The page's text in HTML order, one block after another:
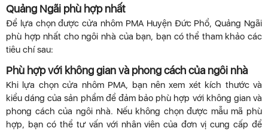
Quảng Ngãi phù hợp nhất
Để lựa chọn được cửa nhôm PMA Huyện Đức Phổ, Quảng Ngãi
phù hợp nhất cho ngôi nhà của bạn, bạn có thể tham khảo các
tiêu chí sau:
Phù hợp với không gian và phong cách của ngôi nhà
Khi lựa chọn cửa nhôm PMA, bạn nên xem xét kích thước và
kiểu dáng của sản phẩm để đảm bảo phù hợp với không gian và
phong cách của ngôi nhà. Nếu không chọn được mẫu mã phù
hợp, bạn có thể tư vấn với nhân viên của đơn vị cung cấp để